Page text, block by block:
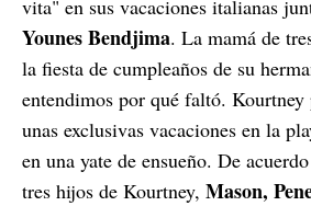
vita" en sus vacaciones italianas
Younes Bendjima. La mamá de
la fiesta de cumpleaños de su
entendimos por qué faltó.
unas exclusivas vacaciones en la
en una yate de ensueño. De
tres hijos de Kourtney, Mason,